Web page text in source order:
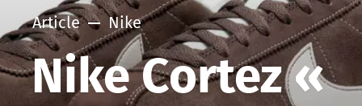
Article Nike
Nike Cortez «